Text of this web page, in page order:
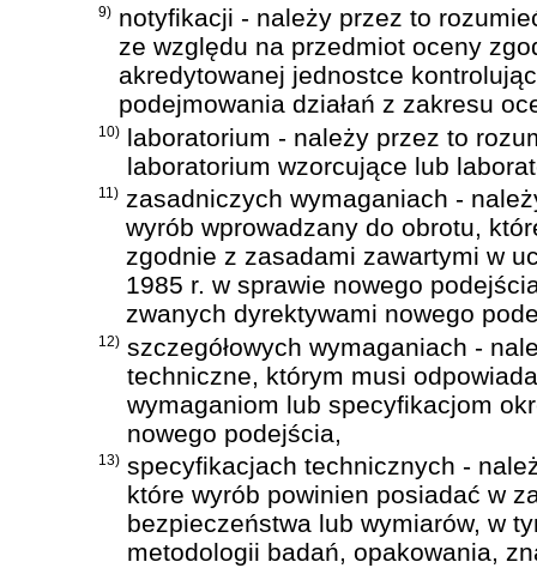
9) notyfikacji - należy przez to
ze względu na przedmiot oceny
akredytowanej jednostce
podejmowania działań z zakresu
10) laboratorium - należy przez to
laboratorium wzorcujące lub
11) zasadniczych wymaganiach -
wyrób wprowadzany do obrotu,
zgodnie z zasadami zawartymi w
1985 r. w sprawie nowego
zwanych dyrektywami nowego
12) szczegółowych wymaganiach -
techniczne, którym musi
wymaganiom lub specyfikacjom
nowego podejścia,
13) specyfikacjach technicznych -
które wyrób powinien posiadać w
bezpieczeństwa lub wymiarów, w
metodologii badań, opakowania,